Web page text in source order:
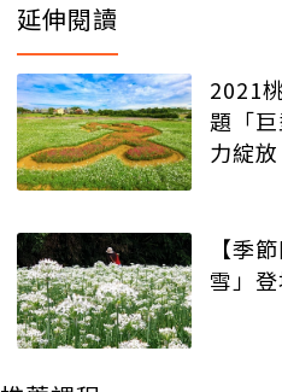
延伸閱讀
2021
題「
力綻放
【季
雪」